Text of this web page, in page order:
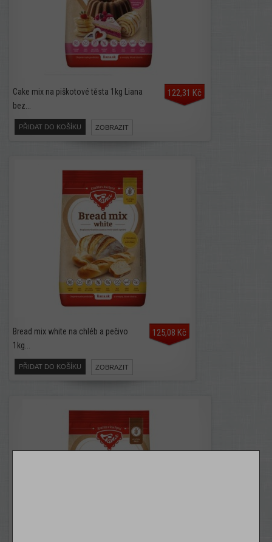
Cake mix na piškotové těsta 1kg Liana
bez...
122,31 Kč
PŘIDAT DO KOŠÍKU ZOBRAZIT
Bread mix white na chléb a pečivo
1kg...
125,08 Kč
PŘIDAT DO KOŠÍKU ZOBRAZIT